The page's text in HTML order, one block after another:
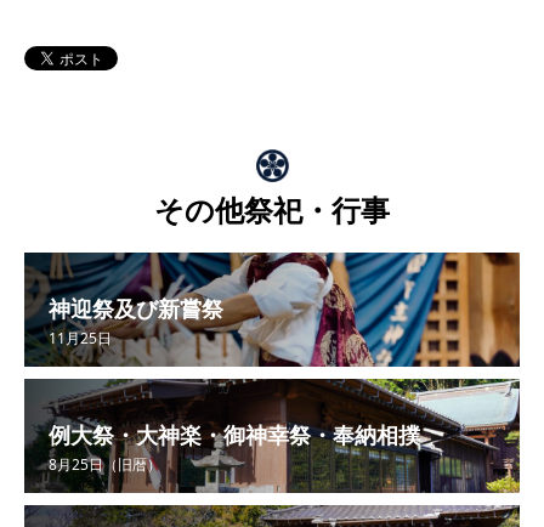
その他祭祀・行事
神迎祭及び新嘗祭
11月25日
例大祭・大神楽・御神幸祭・奉納相撲
8月25日（旧暦）